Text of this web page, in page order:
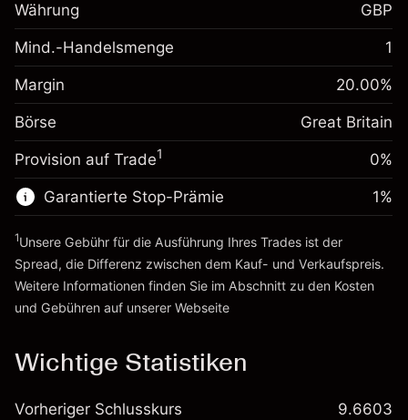
Anpassung der
Übernachtfinanzierung
fremdfinanzierten
(-£1.06)
Positionsgröße mit Hebelwirkung
~£5,000.00
Geld aus Hebelwirkung ~
Margin. Ihre Investition
£1,000.00
Anpassung der
Gebühren aus
fremdfinanzierten
Positionswert
-0.000647
%
(-£0.03)
Positionsgröße mit Hebelwirkung
Geld aus Hebelwirkung ~ £4,000.00
Zur Plattform
Währung GBP
Mind.-Handelsmenge 1
Margin 20.00%
Börse Great Britain
Provision auf Trade1 0%
Garantierte Stop-Prämie 1%
1Unsere Gebühr für die Ausführung Ihres Trades ist der
Spread, die Differenz zwischen dem Kauf- und Verkaufspreis.
Weitere Informationen finden Sie im Abschnitt zu den Kosten
und Gebühren auf unserer Webseite
Wichtige Statistiken
Vorheriger Schlusskurs 9.6603